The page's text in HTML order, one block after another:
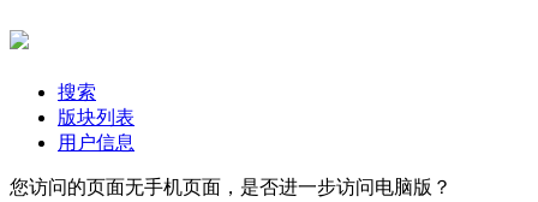
搜索
版块列表
用户信息
您访问的页面无手机页面，是否进一步访问电脑版？